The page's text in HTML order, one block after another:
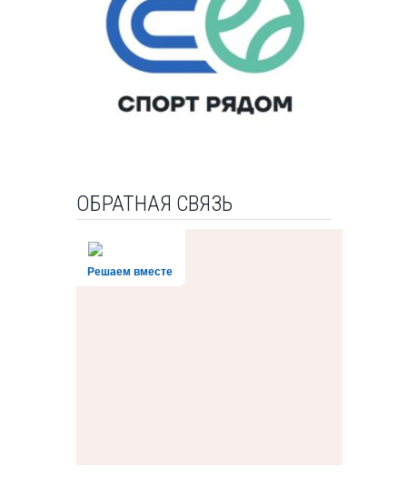
ОБРАТНАЯ СВЯЗЬ
Решаем вместе